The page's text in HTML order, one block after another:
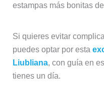
estampas más bonitas
Si quieres evitar
puedes optar por esta
Liubliana, con guía en
tienes un día.